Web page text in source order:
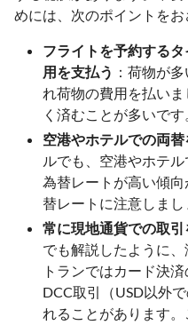
めには、次のポイントをお
フライトを予約する
用を支払う ：荷物が
れ荷物の費用を払い
く済むことが多いです
空港やホテルでの両替
ルでも、空港やホテル
為替レートが高い傾
替レートに注意しまし
常に現地通貨での取
でも解説したように
トランではカード決
DCC取引（USD以外
れることがあります